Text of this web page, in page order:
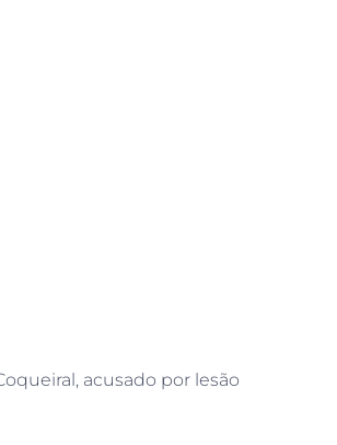
acusado por lesão